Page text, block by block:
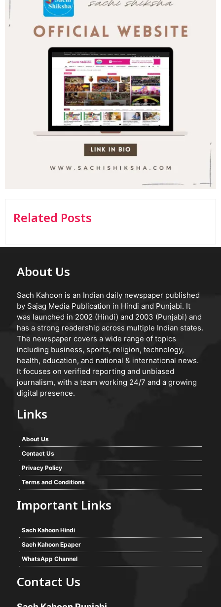
Related Posts
About Us
Sach Kahoon is an Indian daily newspaper published
by Sajag Media Publication in Hindi and Punjabi. It
was launched in 2002 (Hindi) and 2003 (Punjabi) and
has a strong readership across multiple Indian states.
The newspaper covers a wide range of topics
including business, sports, religion, technology,
health, education, and national & international news.
It focuses on verified reporting and unbiased
journalism, with a team working 24/7 and a growing
digital presence.
Links
About Us
Contact Us
Privacy Policy
Terms and Conditions
Important Links
Sach Kahoon Hindi
Sach Kahoon Epaper
WhatsApp Channel
Contact Us